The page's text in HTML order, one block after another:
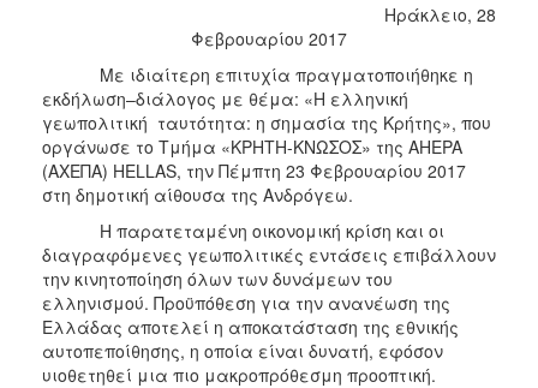
2016
2015
2012
2011
ΔΗΜΟΣ
Ηράκλειο, 28
Φεβρουαρίου 2017
Με ιδιαίτερη επιτυχία πραγματοποιήθηκε η
εκδήλωση–διάλογος με θέμα: «Η ελληνική
γεωπολιτική ταυτότητα: η σημασία της Κρήτης», που
οργάνωσε το Τμήμα «ΚΡΗΤΗ-ΚΝΩΣΟΣ» της AHEPA
(ΑΧΕΠΑ) HELLAS, την Πέμπτη 23 Φεβρουαρίου 2017
στη δημοτική αίθουσα της Ανδρόγεω.
Η παρατεταμένη οικονομική κρίση και οι
διαγραφόμενες γεωπολιτικές εντάσεις επιβάλλουν
την κινητοποίηση όλων των δυνάμεων του
ελληνισμού. Προϋπόθεση για την ανανέωση της
Ελλάδας αποτελεί η αποκατάσταση της εθνικής
αυτοπεποίθησης, η οποία είναι δυνατή, εφόσον
υιοθετηθεί μια πιο μακροπρόθεσμη προοπτική.